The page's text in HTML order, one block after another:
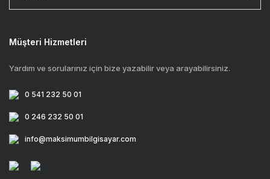
Müşteri Hizmetleri
Yardım ve sorularınız için bize yazabilir veya arayabilirsiniz.
0 541 232 50 01
0 246 232 50 01
info@maksimumbilgisayar.com